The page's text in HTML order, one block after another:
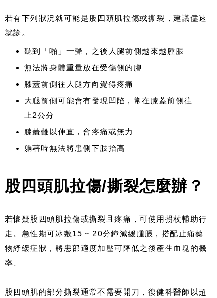
若有下列狀況就可能是股四頭肌拉傷或撕裂，建議儘速
就診。
聽到「啪」一聲，之後大腿前側越來越腫脹
無法將身體重量放在受傷側的腳
膝蓋前側往大腿方向覺得疼痛
大腿前側可能會有發現凹陷，常在膝蓋前側往
上2公分
膝蓋難以伸直，會疼痛或無力
躺著時無法將患側下肢抬高
股四頭肌拉傷/撕裂怎麼辦？
若懷疑股四頭肌拉傷或撕裂且疼痛，可使用拐杖輔助行
走。急性期可冰敷15 ~ 20分鐘減緩腫脹，搭配止痛藥
物紓緩症狀，將患部適度加壓可降低之後產生血塊的機
率。
股四頭肌的部分撕裂通常不需要開刀，復健科醫師以超